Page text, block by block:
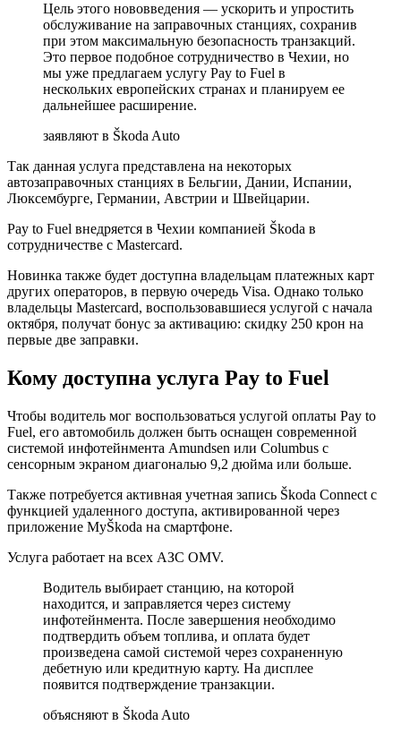
Цель этого нововведения — ускорить и упростить
обслуживание на заправочных станциях, сохранив
при этом максимальную безопасность транзакций.
Это первое подобное сотрудничество в Чехии, но
мы уже предлагаем услугу Pay to Fuel в
нескольких европейских странах и планируем ее
дальнейшее расширение.
заявляют в Škoda Auto
Так данная услуга представлена на некоторых
автозаправочных станциях в Бельгии, Дании, Испании,
Люксембурге, Германии, Австрии и Швейцарии.
Pay to Fuel внедряется в Чехии компанией Škoda в
сотрудничестве с Mastercard.
Новинка также будет доступна владельцам платежных карт
других операторов, в первую очередь Visa. Однако только
владельцы Mastercard, воспользовавшиеся услугой с начала
октября, получат бонус за активацию: скидку 250 крон на
первые две заправки.
Кому доступна услуга Pay to Fuel
Чтобы водитель мог воспользоваться услугой оплаты Pay to
Fuel, его автомобиль должен быть оснащен современной
системой инфотейнмента Amundsen или Columbus с
сенсорным экраном диагональю 9,2 дюйма или больше.
Также потребуется активная учетная запись Škoda Connect с
функцией удаленного доступа, активированной через
приложение MyŠkoda на смартфоне.
Услуга работает на всех АЗС OMV.
Водитель выбирает станцию, на которой
находится, и заправляется через систему
инфотейнмента. После завершения необходимо
подтвердить объем топлива, и оплата будет
произведена самой системой через сохраненную
дебетную или кредитную карту. На дисплее
появится подтверждение транзакции.
объясняют в Škoda Auto